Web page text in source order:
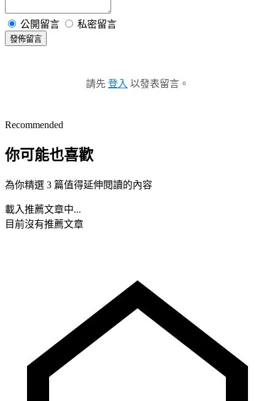
公開留言 私密留言
發佈留言
請先 登入 以發表留言。
Recommended
你可能也喜歡
為你精選 3 篇值得延伸閱讀的內容
載入推薦文章中...
目前沒有推薦文章